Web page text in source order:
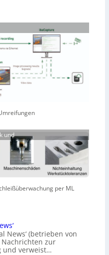
und
per ML
News‘ (betrieben von
zur
und verweist…